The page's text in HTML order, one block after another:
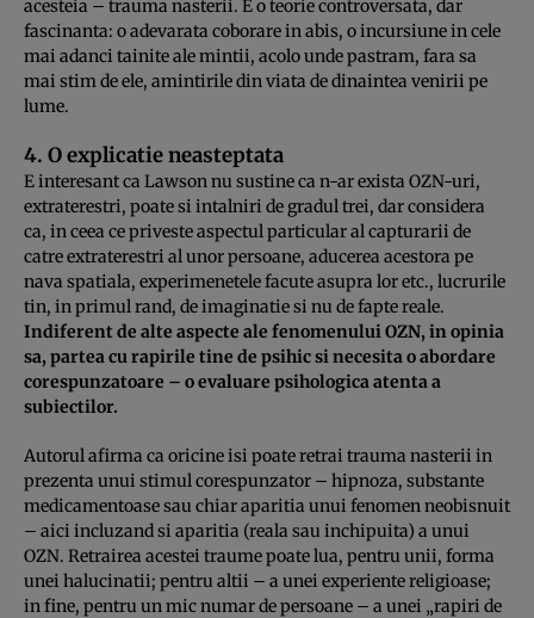
acesteia – trauma nasterii. E o teorie controversata, dar
fascinanta: o adevarata coborare in abis, o incursiune in cele
mai adanci tainite ale mintii, acolo unde pastram, fara sa
mai stim de ele, amintirile din viata de dinaintea venirii pe
lume.
4. O explicatie neasteptata
E interesant ca Lawson nu sustine ca n-ar exista OZN-uri,
extraterestri, poate si intalniri de gradul trei, dar considera
ca, in ceea ce priveste aspectul particular al capturarii de
catre extraterestri al unor persoane, aducerea acestora pe
nava spatiala, experimenetele facute asupra lor etc., lucrurile
tin, in primul rand, de imaginatie si nu de fapte reale.
Indiferent de alte aspecte ale fenomenului OZN, in opinia
sa, partea cu rapirile tine de psihic si necesita o abordare
corespunzatoare – o evaluare psihologica atenta a
subiectilor.
Autorul afirma ca oricine isi poate retrai trauma nasterii in
prezenta unui stimul corespunzator – hipnoza, substante
medicamentoase sau chiar aparitia unui fenomen neobisnuit
– aici incluzand si aparitia (reala sau inchipuita) a unui
OZN. Retrairea acestei traume poate lua, pentru unii, forma
unei halucinatii; pentru altii – a unei experiente religioase;
in fine, pentru un mic numar de persoane – a unei „rapiri de